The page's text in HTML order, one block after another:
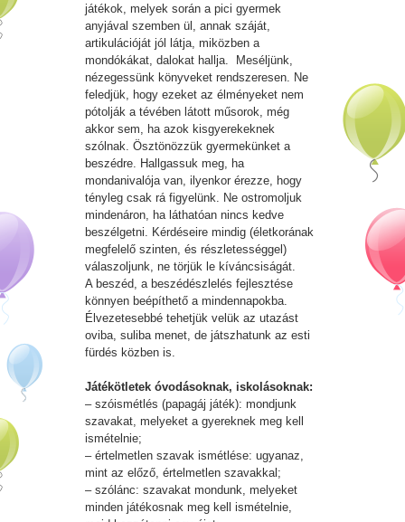
játékok, melyek során a pici gyermek
anyjával szemben ül, annak száját,
artikulációját jól látja, miközben a
mondókákat, dalokat hallja. Meséljünk,
nézegessünk könyveket rendszeresen. Ne
feledjük, hogy ezeket az élményeket nem
pótolják a tévében látott műsorok, még
akkor sem, ha azok kisgyerekeknek
szólnak. Ösztönözzük gyermekünket a
beszédre. Hallgassuk meg, ha
mondanivalója van, ilyenkor érezze, hogy
tényleg csak rá figyelünk. Ne ostromoljuk
mindenáron, ha láthatóan nincs kedve
beszélgetni. Kérdéseire mindig (életkorának
megfelelő szinten, és részletességgel)
válaszoljunk, ne törjük le kíváncsiságát.
A beszéd, a beszédészlelés fejlesztése
könnyen beépíthető a mindennapokba.
Élvezetesebbé tehetjük velük az utazást
oviba, suliba menet, de játszhatunk az esti
fürdés közben is.
Játékötletek óvodásoknak, iskolásoknak:
– szóismétlés (papagáj játék): mondjunk
szavakat, melyeket a gyereknek meg kell
ismételnie;
– értelmetlen szavak ismétlése: ugyanaz,
mint az előző, értelmetlen szavakkal;
– szólánc: szavakat mondunk, melyeket
minden játékosnak meg kell ismételnie,